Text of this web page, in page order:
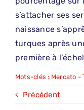
s’attacher ses
naissance
turques après
première à
Mots-clés : Mercato -
Précédent